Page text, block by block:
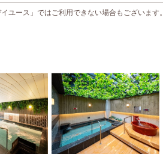
ユース」ではご利用できない場合もございます。